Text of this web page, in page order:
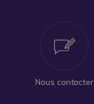
Nous contacter